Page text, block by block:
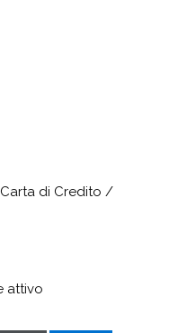
di Credito /
attivo